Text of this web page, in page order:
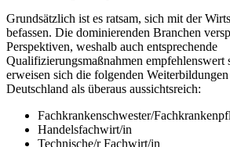
Grundsätzlich ist es ratsam, sich mit der
befassen. Die dominierenden Branchen
Perspektiven, weshalb auch entsprechende
Qualifizierungsmaßnahmen
erweisen sich die folgenden
Deutschland als überaus aussichtsreich:
Fachkrankenschwester/
Handelsfachwirt/in
Technische/r Fachwirt/in